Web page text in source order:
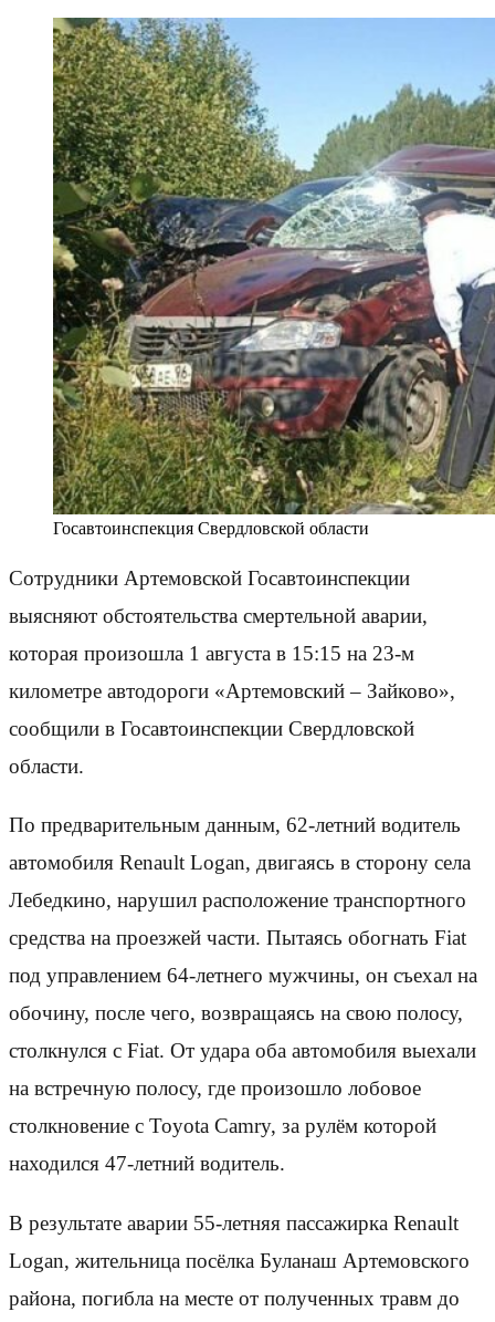
Госавтоинспекция Свердловской области
Сотрудники Артемовской Госавтоинспекции
выясняют обстоятельства смертельной аварии,
которая произошла 1 августа в 15:15 на 23-м
километре автодороги «Артемовский – Зайково»,
сообщили в Госавтоинспекции Свердловской
области.
По предварительным данным, 62-летний водитель
автомобиля Renault Logan, двигаясь в сторону села
Лебедкино, нарушил расположение транспортного
средства на проезжей части. Пытаясь обогнать Fiat
под управлением 64-летнего мужчины, он съехал на
обочину, после чего, возвращаясь на свою полосу,
столкнулся с Fiat. От удара оба автомобиля выехали
на встречную полосу, где произошло лобовое
столкновение с Toyota Camry, за рулём которой
находился 47-летний водитель.
В результате аварии 55-летняя пассажирка Renault
Logan, жительница посёлка Буланаш Артемовского
района, погибла на месте от полученных травм до